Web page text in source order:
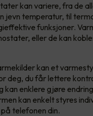
kan variere, fra de
jevn temperatur, til
funksjoner.
eller de kan
kan et
deg, du får lettere
enklere gjøre
kan enkelt styres
telefonen din.